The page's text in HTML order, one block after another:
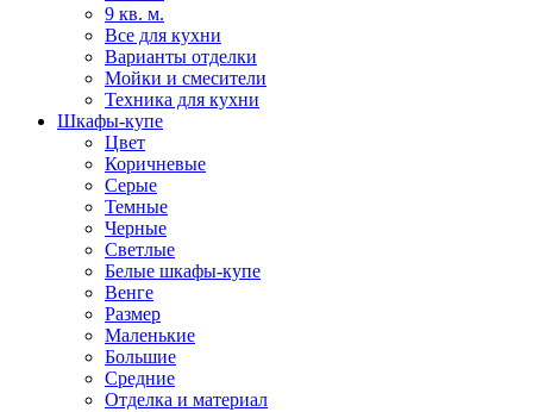
9 кв. м.
Все для кухни
Варианты отделки
Мойки и смесители
Техника для кухни
Шкафы-купе
Цвет
Коричневые
Серые
Темные
Черные
Светлые
Белые шкафы-купе
Венге
Размер
Маленькие
Большие
Средние
Отделка и материал